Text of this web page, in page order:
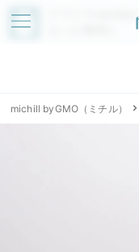
アプリでmichillが
michill byGMO（ミチル）